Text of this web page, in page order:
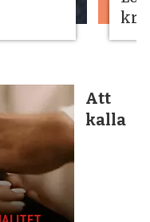
Att
kalla